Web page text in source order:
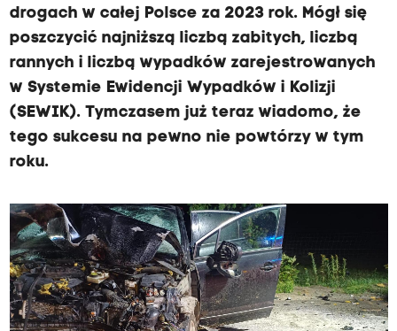
drogach w całej Polsce za 2023 rok. Mógł się
poszczycić najniższą liczbą zabitych, liczbą
rannych i liczbą wypadków zarejestrowanych
w Systemie Ewidencji Wypadków i Kolizji
(SEWIK). Tymczasem już teraz wiadomo, że
tego sukcesu na pewno nie powtórzy w tym
roku.